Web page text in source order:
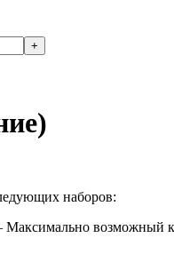
+
наборов:
возможный